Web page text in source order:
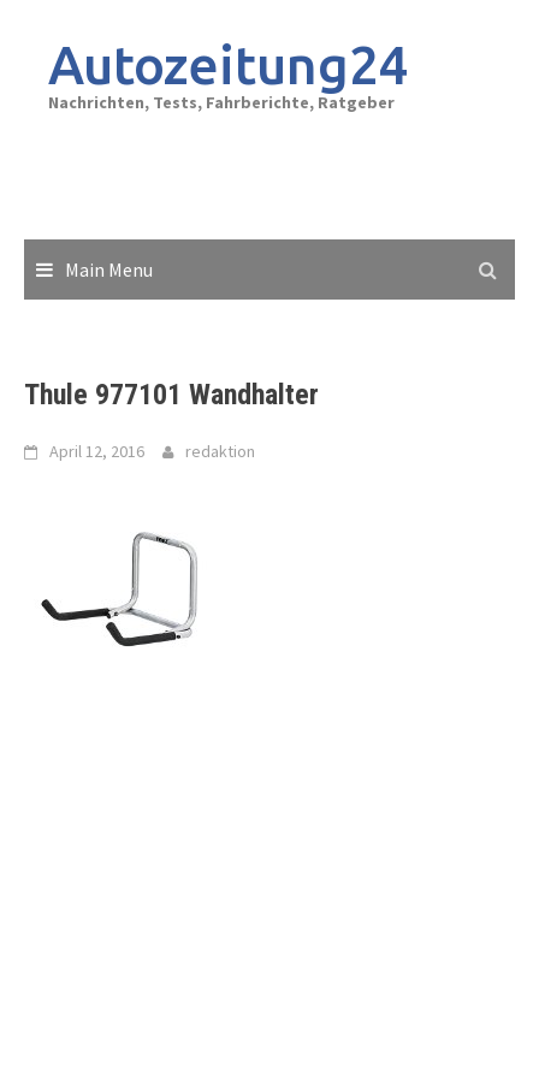
contentAutozeitung24
Nachrichten, Tests, Fahrberichte, Ratgeber
Main Menu
Thule 977101 Wandhalter
April 12, 2016 redaktion